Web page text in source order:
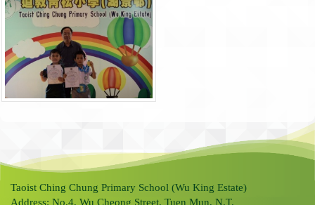
Taoist Ching Chung Primary School (Wu King Estate)
Address: No.4, Wu Cheong Street, Tuen Mun, N.T.